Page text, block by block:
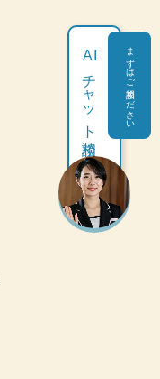
AI
チャット相談 まずはご相談ください